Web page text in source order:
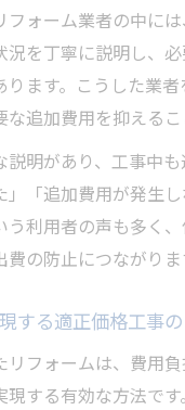
フォーム業者の中に
況を丁寧に説明し、
ます。こうした業者
追加費用を抑えるこ
説明があり、工事中
」「追加費用が発生
う利用者の声も多く
の防止につながりま
する適正価格工事
リフォームは、費用
現する有効な方法で